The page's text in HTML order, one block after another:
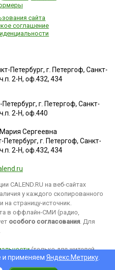
сайта
соглашение
Петербург, г. Петергоф, Санкт-
2-Н, оф.432, 434
г. Петергоф, Санкт-
2-Н, оф.440
Сергеевна
Петербург, г. Петергоф, Санкт-
2-Н, оф.432, 434
CALEND.RU на веб-сайтах
у каждого скопированного
страницу-источник.
в оффлайн-СМИ (радио,
особого согласования. Для
(только для жителей
применяем Яндекс.Метрику.